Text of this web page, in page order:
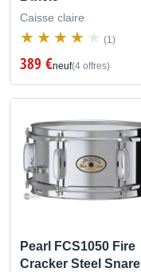
Caisse claire
(1)
389 €neuf(4 offres)
Pearl FCS1050 Fire
Cracker Steel Snare